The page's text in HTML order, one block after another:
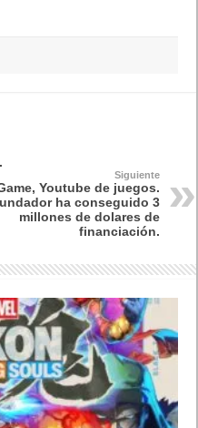
Siguiente
Youtube de juegos.
ha conseguido 3
millones de dolares de
financiación.